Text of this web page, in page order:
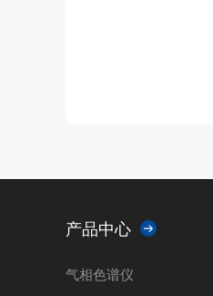
产品中心
气相色谱仪